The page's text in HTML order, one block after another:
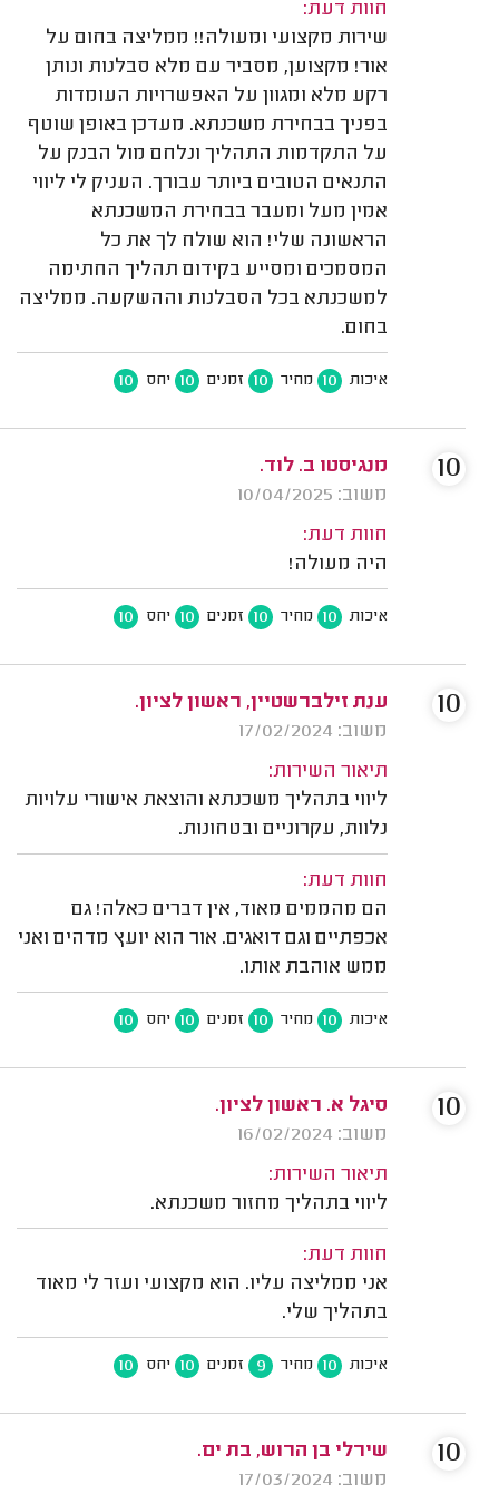
חוות דעת:
שירות מקצועי ומעולה!! ממליצה בחום על
אור! מקצוען, מסביר עם מלא סבלנות ונותן
רקע מלא ומגוון על האפשרויות העומדות
בפניך בבחירת משכנתא. מעדכן באופן שוטף
על התקדמות התהליך ונלחם מול הבנק על
התנאים הטובים ביותר עבורך. העניק לי ליווי
אמין מעל ומעבר בבחירת המשכנתא
הראשונה שלי! הוא שולח לך את כל
המסמכים ומסייע בקידום תהליך החתימה
למשכנתא בכל הסבלנות וההשקעה. ממליצה
בחום.
איכות 10 מחיר 10 זמנים 10 יחס 10
מנגיסטו ב. לוד.
משוב: 10/04/2025
חוות דעת:
היה מעולה!
איכות 10 מחיר 10 זמנים 10 יחס 10
10
ענת זילברשטיין, ראשון לציון.
משוב: 17/02/2024
תיאור השירות:
ליווי בתהליך משכנתא והוצאת אישורי עלויות
נלוות, עקרוניים ובטחונות.
חוות דעת:
הם מהממים מאוד, אין דברים כאלה! גם
אכפתיים וגם דואגים. אור הוא יועץ מדהים ואני
ממש אוהבת אותו.
איכות 10 מחיר 10 זמנים 10 יחס 10
10
סיגל א. ראשון לציון.
משוב: 16/02/2024
תיאור השירות:
ליווי בתהליך מחזור משכנתא.
חוות דעת:
אני ממליצה עליו. הוא מקצועי ועזר לי מאוד
בתהליך שלי.
איכות 10 מחיר 9 זמנים 10 יחס 10
10
שירלי בן הרוש, בת ים.
משוב: 17/03/2024
10